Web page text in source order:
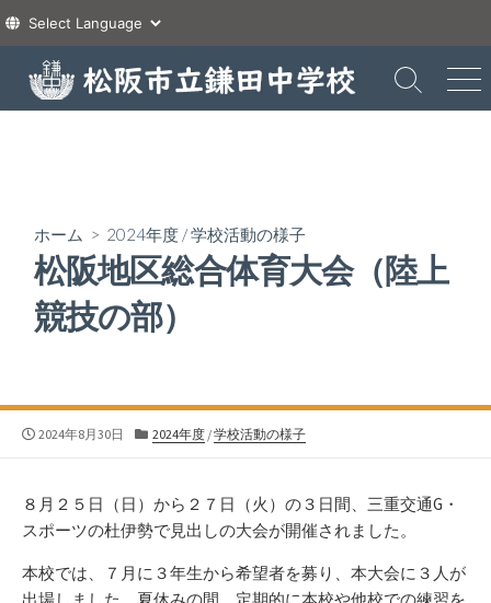
テ
検
索
メ
ニ
ホーム > 2024年度 /学校活動の様子
松阪地区総合体育大会（陸上
競技の部）
公
2024年8月30日
カ
リ
ー
2024年度/学校活動の様子
８月２５日（日）から２７日（火）の３日間、三重交通G・
スポーツの杜伊勢で見出しの大会が開催されました。
本校では、７月に３年生から希望者を募り、本大会に３人が